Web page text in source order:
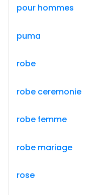
pour hommes
puma
robe
robe ceremonie
robe femme
robe mariage
rose